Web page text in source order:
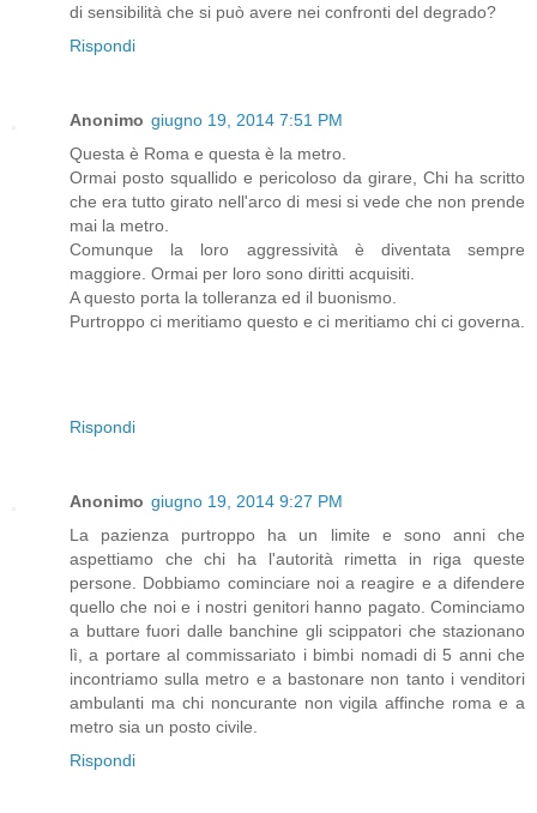
di sensibilità che si può avere nei confronti del degrado?
Rispondi
Anonimo giugno 19, 2014 7:51 PM
Questa è Roma e questa è la metro.
Ormai posto squallido e pericoloso da girare, Chi ha scritto
che era tutto girato nell'arco di mesi si vede che non prende
mai la metro.
Comunque la loro aggressività è diventata sempre
maggiore. Ormai per loro sono diritti acquisiti.
A questo porta la tolleranza ed il buonismo.
Purtroppo ci meritiamo questo e ci meritiamo chi ci governa.
Rispondi
Anonimo giugno 19, 2014 9:27 PM
La pazienza purtroppo ha un limite e sono anni che
aspettiamo che chi ha l'autorità rimetta in riga queste
persone. Dobbiamo cominciare noi a reagire e a difendere
quello che noi e i nostri genitori hanno pagato. Cominciamo
a buttare fuori dalle banchine gli scippatori che stazionano
lì, a portare al commissariato i bimbi nomadi di 5 anni che
incontriamo sulla metro e a bastonare non tanto i venditori
ambulanti ma chi noncurante non vigila affinche roma e a
metro sia un posto civile.
Rispondi